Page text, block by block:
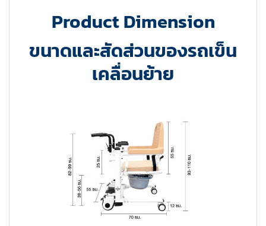
Product Dimension
ขนาดและสัดส่วนของรถเข็น
เคลื่อนย้าย